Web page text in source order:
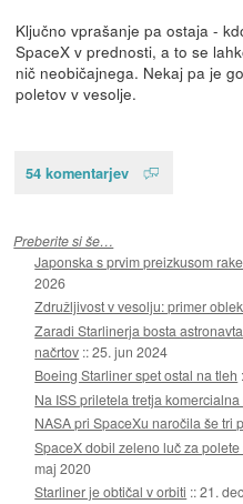
Ključno vprašanje pa ostaja -
SpaceX v prednosti, a to se
nič neobičajnega. Nekaj pa je
poletov v vesolje.
54 komentarjev
Preberite si še…
Japonska s prvim preizkusom
2026
Združljivost v vesolju: primer oblek
Zaradi Starlinerja bosta
načrtov ::25. jun 2024
Boeing Starliner spet ostal na tleh
Na ISS priletela tretja
NASA pri SpaceXu naročila še tri
SpaceX dobil zeleno luč za
maj 2020
Starliner je obtičal v orbiti ::21.